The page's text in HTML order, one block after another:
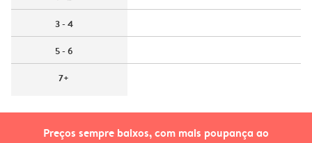
Preços sempre baixos, com mais poupança ao
3 - 4
5 - 6
7+